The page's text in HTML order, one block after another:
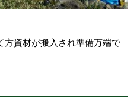
方資材が搬入され準備万端で